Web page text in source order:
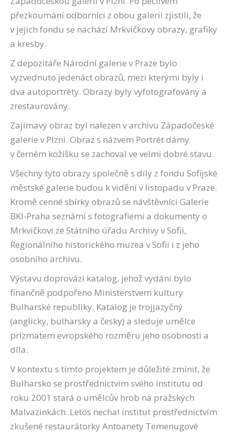
přezkoumání odborníci z obou galerií zjistili, že
v jejich fondu se nachází Mrkvičkovy obrazy, grafiky
a kresby.
Z depozitáře Národní galerie v Praze bylo
vyzvednuto jedenáct obrazů, mezi kterými byly i
dva autoportréty. Obrazy byly vyfotografovány a
zrestaurovány.
Zajímavý obraz byl nalezen v archivu Západočeské
galerie v Plzni. Obraz s názvem Portrét dámy
v černém kožíšku se zachoval ve velmi dobré stavu.
Všechny tyto obrazy společně s díly z fondu Sofijské
městské galerie budou k vidění v listopadu v Praze.
Kromě cenné sbírky obrazů se návštěvníci Galerie
BKI-Praha seznámí s fotografiemi a dokumenty o
Mrkvičkovi ze Státního úřadu Archivy v Sofii,
Regionálního historického muzea v Sofii i z jeho
osobního archivu.
Výstavu doprovází katalog, jehož vydání bylo
finančně podpořeno Ministerstvem kultury
Bulharské republiky. Katalog je trojjazyčný
(anglicky, bulharsky a česky) a sleduje umělce
prizmatem evropského rozměru jeho osobnosti a
díla.
V kontextu s tímto projektem je důležité zmínit, že
Bulharsko se prostřednictvím svého institutu od
roku 2001 stará o umělcův hrob na pražských
Malvazinkách. Letos nechal institut prostřednictvím
zkušené restaurátorky Antoanety Temenugové